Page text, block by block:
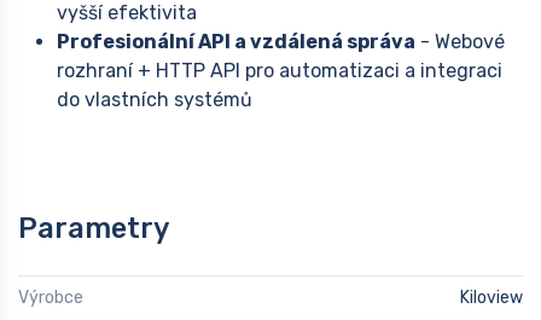
vyšší efektivita
Profesionální API a vzdálená správa - Webové
rozhraní + HTTP API pro automatizaci a integraci
do vlastních systémů
Parametry
Výrobce Kiloview